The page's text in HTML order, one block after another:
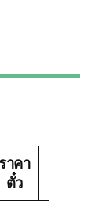
ราคา
ตั๋ว